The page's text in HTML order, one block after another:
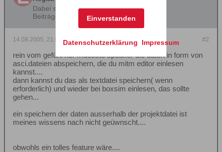
Dabei seit:
19.04.2001
Beiträge:
#2
14.08.2005, 21:02
rein vom gefühl her muesste speaker die daten in form von
asci.dateien abspeichern, die du mitm editor einlesen
kannst....
dann kannst du das als textdatei speichern( wenn
erforderlich) und wieder bei boxsim einlesen, das sollte
gehen...
ein speichern der daten ausserhalb der projektdatei ist
meines wissens nach nicht geüwnscht....
obwohls ein tolles feature wäre....
Datenschutzerklärung Impressum
Einverstanden